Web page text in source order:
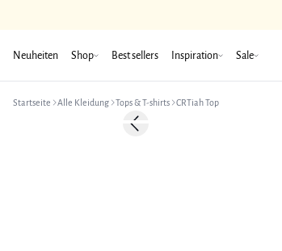
Neuheiten Shop Best sellers Inspiration Sale
Startseite Alle Kleidung Tops & T-shirts CRTiah Top
-50%Previous slide